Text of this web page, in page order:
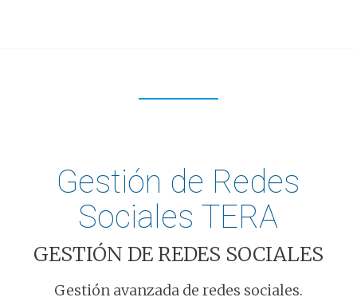
Gestión de Redes
Sociales TERA
GESTIÓN DE REDES SOCIALES
Gestión avanzada de redes sociales.